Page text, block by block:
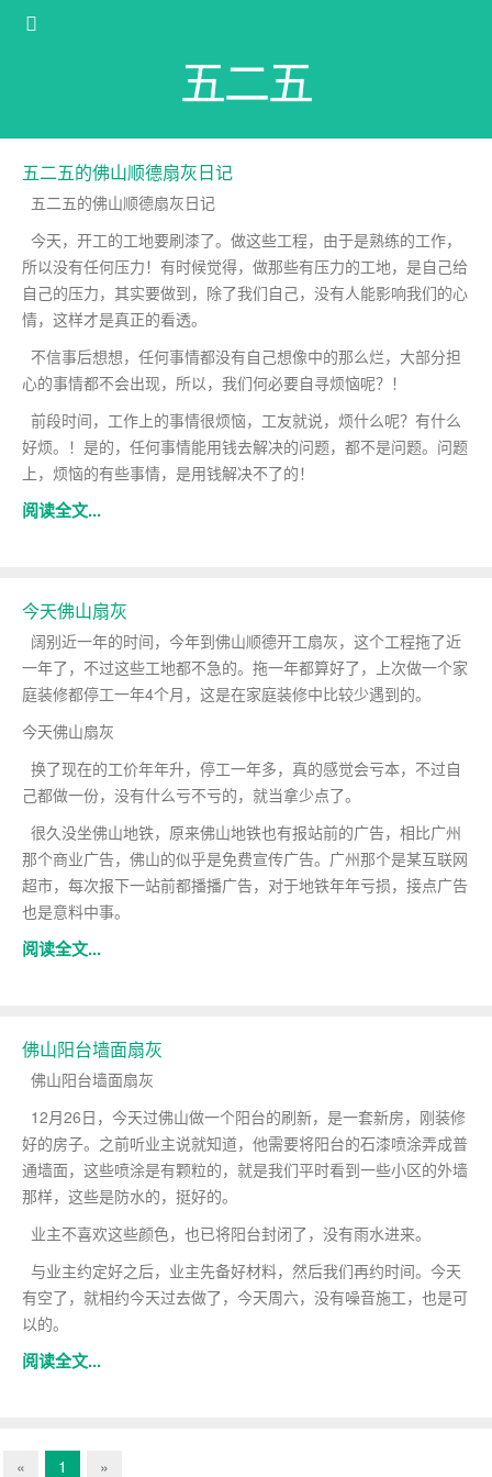
五二五
五二五的佛山顺德扇灰日记
五二五的佛山顺德扇灰日记
今天，开工的工地要刷漆了。做这些工程，由于是熟练的工作，
所以没有任何压力！有时候觉得，做那些有压力的工地，是自己给
自己的压力，其实要做到，除了我们自己，没有人能影响我们的心
情，这样才是真正的看透。
不信事后想想，任何事情都没有自己想像中的那么烂，大部分担
心的事情都不会出现，所以，我们何必要自寻烦恼呢？！
前段时间，工作上的事情很烦恼，工友就说，烦什么呢？有什么
好烦。！是的，任何事情能用钱去解决的问题，都不是问题。问题
上，烦恼的有些事情，是用钱解决不了的！
阅读全文...
今天佛山扇灰
阔别近一年的时间，今年到佛山顺德开工扇灰，这个工程拖了近
一年了，不过这些工地都不急的。拖一年都算好了，上次做一个家
庭装修都停工一年4个月，这是在家庭装修中比较少遇到的。
今天佛山扇灰
换了现在的工价年年升，停工一年多，真的感觉会亏本，不过自
己都做一份，没有什么亏不亏的，就当拿少点了。
很久没坐佛山地铁，原来佛山地铁也有报站前的广告，相比广州
那个商业广告，佛山的似乎是免费宣传广告。广州那个是某互联网
超市，每次报下一站前都播播广告，对于地铁年年亏损，接点广告
也是意料中事。
阅读全文...
佛山阳台墙面扇灰
佛山阳台墙面扇灰
12月26日，今天过佛山做一个阳台的刷新，是一套新房，刚装修
好的房子。之前听业主说就知道，他需要将阳台的石漆喷涂弄成普
通墙面，这些喷涂是有颗粒的，就是我们平时看到一些小区的外墙
那样，这些是防水的，挺好的。
业主不喜欢这些颜色，也已将阳台封闭了，没有雨水进来。
与业主约定好之后，业主先备好材料，然后我们再约时间。今天
有空了，就相约今天过去做了，今天周六，没有噪音施工，也是可
以的。
阅读全文...
« 1 »